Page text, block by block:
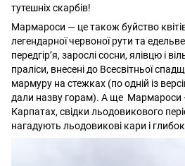
тутешніх скарбів!
Мармароси — це також буйство
легендарної червоної рути та
передгір’я, зарослі сосни, ялівцю і
праліси, внесені до Всесвітньої
мармуру на стежках (по одній із
дали назву горам). А ще Мармароси
Карпатах, свідки льодовикового
нагадують льодовикові кари і